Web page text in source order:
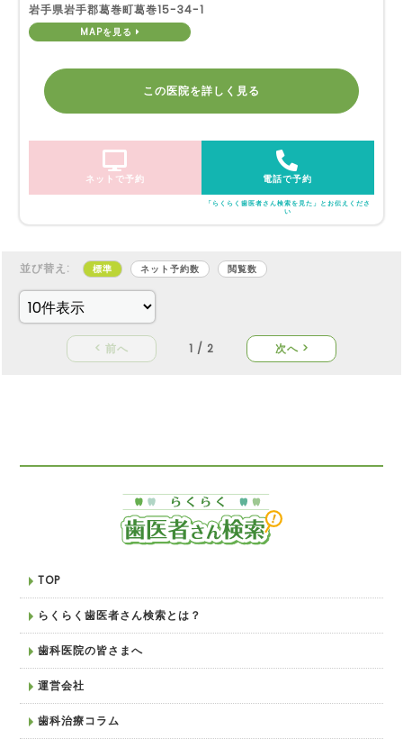
岩手県岩手郡葛巻町葛巻15-34-1
MAPを見る
この医院を詳しく見る
ネットで予約 電話で予約
「らくらく歯医者さん検索を見た」とお伝えくださ
い
並び替え: 標準 ネット予約数 閲覧数
< 前へ 1 / 2 次へ >
TOP
らくらく歯医者さん検索とは？
歯科医院の皆さまへ
運営会社
歯科治療コラム